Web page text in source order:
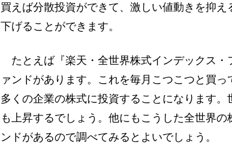
買えば分散投資ができて、激しい値動きを抑
下げることができます。
たとえば『楽天・全世界株式インデックス・
ァンドがあります。これを毎月こつこつと買
多くの企業の株式に投資することになります
も上昇するでしょう。他にもこうした全世界
ンドがあるので調べてみるとよいでしょう。